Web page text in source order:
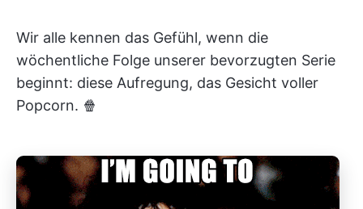
Wir alle kennen das Gefühl, wenn die
wöchentliche Folge unserer bevorzugten Serie
beginnt: diese Aufregung, das Gesicht voller
Popcorn. 🍿